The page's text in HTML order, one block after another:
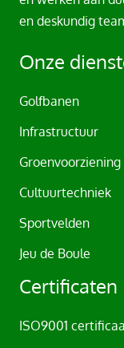
t
v
en deskundig
Onze
Golfbanen
Infrastructuur
Groenvoorziening
Cultuurtechniek
Sportvelden
Jeu de Boule
Certificaten
ISO9001